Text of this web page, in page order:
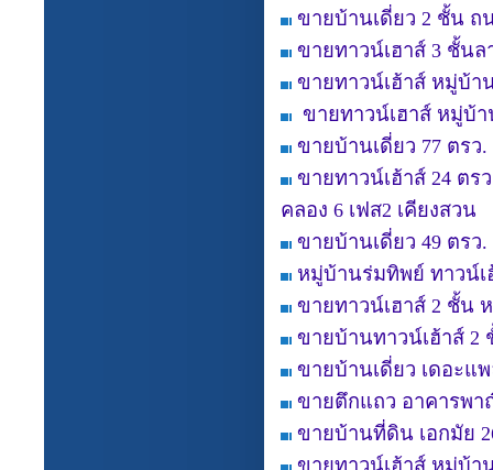
ขายบ้านเดี่ยว 2 ชั้น ถ
ขายทาวน์เฮาส์ 3 ชั้นล
ขายทาวน์เฮ้าส์ หมู่บ้
ขายทาวน์เฮาส์ หมู่บ้
ขายบ้านเดี่ยว 77 ตร
ขายทาวน์เฮ้าส์ 24 ตร
คลอง 6 เฟส2 เคียงสวน
ขายบ้านเดี่ยว 49 ตร
หมู่บ้านร่มทิพย์ ทาวน์
ขายทาวน์เฮาส์ 2 ชั้น
ขายบ้านทาวน์เฮ้าส์
ขายบ้านเดี่ยว เดอะแ
ขายตึกแถว อาคารพ
ขายบ้านที่ดิน เอกมัย
ขายทาวน์เฮ้าส์ หมู่บ้า